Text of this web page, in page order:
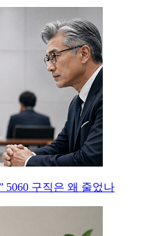
구직은 왜 줄었나